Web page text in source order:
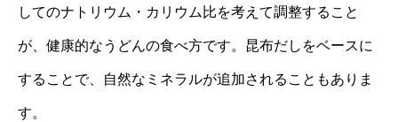
してのナトリウム・カリウム比を考えて調整すること
が、健康的なうどんの食べ方です。昆布だしをベースに
することで、自然なミネラルが追加されることもありま
す。